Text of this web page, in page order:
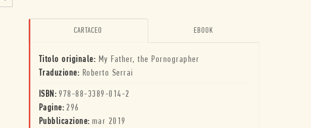
CARTACEO EBOOK
Titolo originale: My Father, the Pornographer
Traduzione: Roberto Serrai
ISBN: 978-88-3389-014-2
Pagine: 296
Pubblicazione: mar 2019